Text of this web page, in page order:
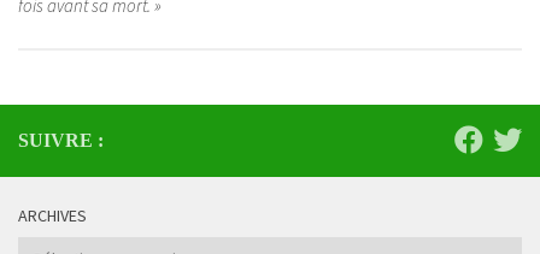
fois avant sa mort. »
SUIVRE :
ARCHIVES